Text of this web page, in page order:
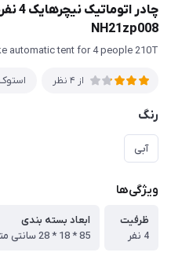
چادر
NH21zp008
automatic tent for 4 people 210T
از 4 نظر
رنگ
آبی
ویژگی‌ها
ظرفیت
4 نفر
ابعاد بسته بندی
85 * 18 * 28 سانتی متر